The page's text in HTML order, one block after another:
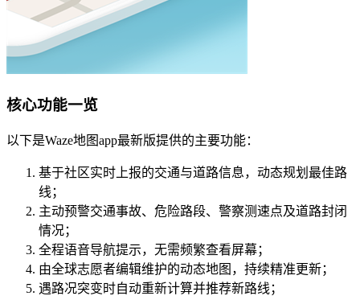
核心功能一览
以下是Waze地图app最新版提供的主要功能：
基于社区实时上报的交通与道路信息，动态规划最佳路
线；
主动预警交通事故、危险路段、警察测速点及道路封闭
情况；
全程语音导航提示，无需频繁查看屏幕；
由全球志愿者编辑维护的动态地图，持续精准更新；
遇路况突变时自动重新计算并推荐新路线；